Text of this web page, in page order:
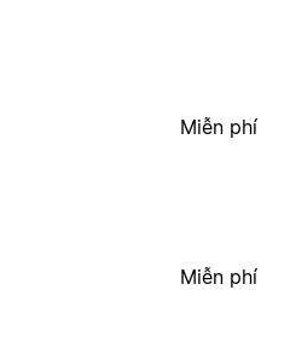
Miễn phí
Miễn phí